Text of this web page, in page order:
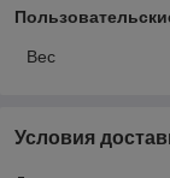
Вес
Условия